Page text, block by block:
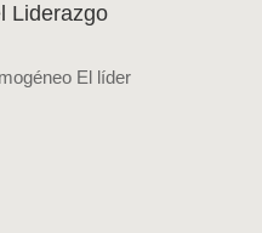
Liderazgo
El líder